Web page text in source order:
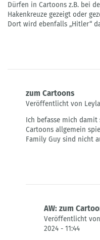
Dürfen in Cartoons z.B. bei
Hakenkreuze gezeigt oder
Dort wird ebenfalls „Hitler“
zum Cartoons
Veröffentlicht von Leyla
auf
Hakenkreuz
u.
Ich befasse mich
Cartoons allgemein
Family Guy sind nicht
AW: zum
Veröffentlicht von
2024 - 11:44